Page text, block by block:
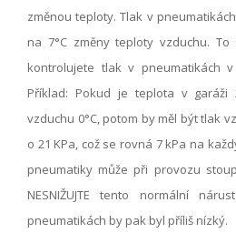
změnou teploty. Tlak v
na 7°C změny teploty vzduchu.
kontrolujete tlak v pneumatikách
Příklad: Pokud je teplota v garáži
vzduchu 0°C, potom by měl být tlak
o 21 KPa, což se rovná 7 kPa na
pneumatiky může při provozu
NESNIŽUJTE tento normální
pneumatikách by pak byl příliš nízký.